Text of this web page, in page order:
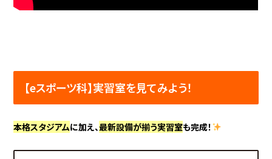
【eスポーツ科】実習室を見てみよう！
本格スタジアムに加え、最新設備が揃う実習室も完成！